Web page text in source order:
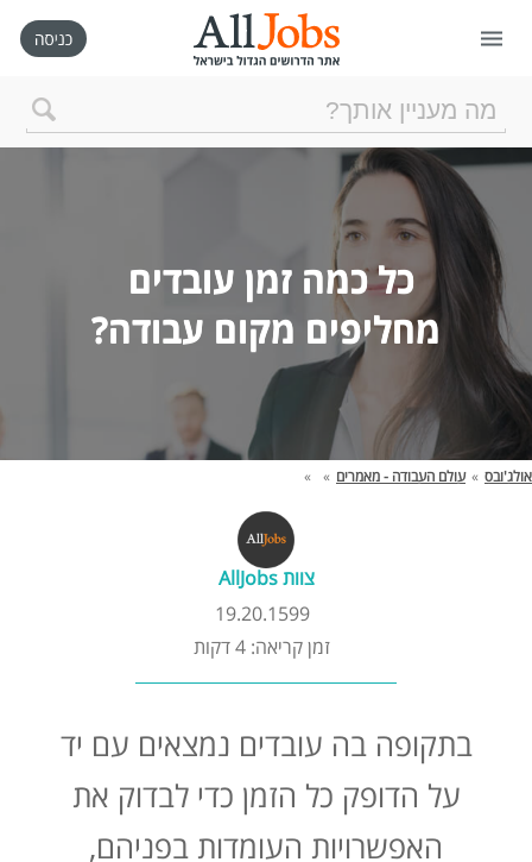
דף הבית
חיפוש חדש
ניהול החיפושים שלי
רכישת AllJobs VIP
כמה אתם שווים?
קורסים אונליין
התנתקות
מחליפים מקום עבודה?
אולג'ובס » עולם העבודה - מאמרים »
»
צוות AllJobs
19.20.1599
זמן קריאה: 4 דקות
בתקופה בה עובדים נמצאים עם יד
על הדופק כל הזמן כדי לבדוק את
האפשרויות העומדות בפניהם,